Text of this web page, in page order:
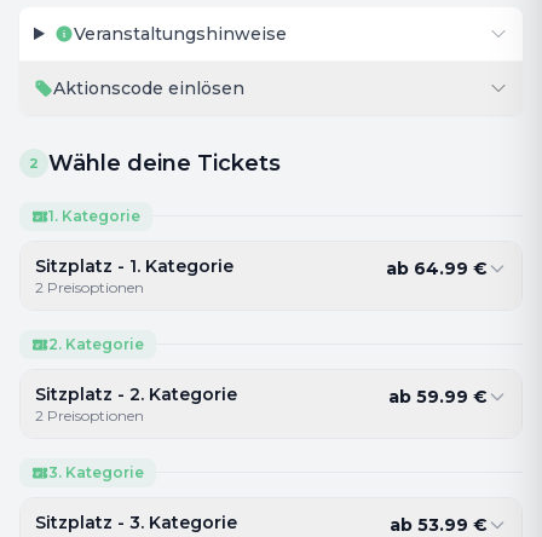
Veranstaltungshinweise
Aktionscode einlösen
2 Wähle deine Tickets
1. Kategorie
Sitzplatz - 1. Kategorie
2 Preisoptionen
ab 64.99 €
2. Kategorie
Sitzplatz - 2. Kategorie
2 Preisoptionen
ab 59.99 €
3. Kategorie
Sitzplatz - 3. Kategorie ab 53.99 €